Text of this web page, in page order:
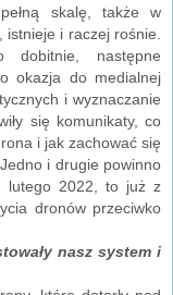
skalę, także w
i raczej rośnie.
dobitnie, następne
okazja do medialnej
i wyznaczanie
się komunikaty, co
i jak zachować się
i drugie powinno
lutego 2022, to już z
dronów przeciwko
nasz system i